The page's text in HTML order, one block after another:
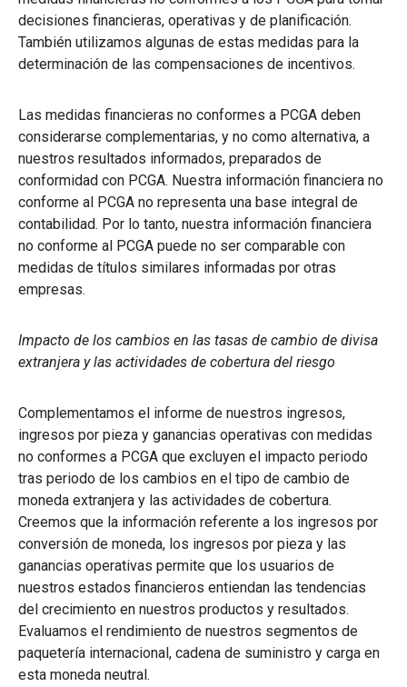
decisiones financieras, operativas y de planificación.
También utilizamos algunas de estas medidas para la
determinación de las compensaciones de incentivos.
Las medidas financieras no conformes a PCGA deben
considerarse complementarias, y no como alternativa, a
nuestros resultados informados, preparados de
conformidad con PCGA. Nuestra información financiera no
conforme al PCGA no representa una base integral de
contabilidad. Por lo tanto, nuestra información financiera
no conforme al PCGA puede no ser comparable con
medidas de títulos similares informadas por otras
empresas.
Impacto de los cambios en las tasas de cambio de divisa
extranjera y las actividades de cobertura del riesgo
Complementamos el informe de nuestros ingresos,
ingresos por pieza y ganancias operativas con medidas
no conformes a PCGA que excluyen el impacto periodo
tras periodo de los cambios en el tipo de cambio de
moneda extranjera y las actividades de cobertura.
Creemos que la información referente a los ingresos por
conversión de moneda, los ingresos por pieza y las
ganancias operativas permite que los usuarios de
nuestros estados financieros entiendan las tendencias
del crecimiento en nuestros productos y resultados.
Evaluamos el rendimiento de nuestros segmentos de
paquetería internacional, cadena de suministro y carga en
esta moneda neutral.